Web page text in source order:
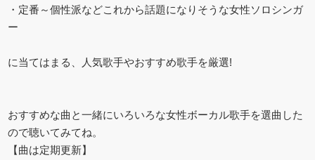
・定番～個性派などこれから話題になりそうな女性ソロシンガ
ー
に当てはまる、人気歌手やおすすめ歌手を厳選!
おすすめな曲と一緒にいろいろな女性ボーカル歌手を選曲した
ので聴いてみてね。
【曲は定期更新】